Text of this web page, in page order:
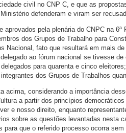
civil no CNP C, e que as
defenderam e viram ser
aprovados pela plenária do CNPC na
dos Grupos de Trabalho para
Nacional, fato que resultará em mais
ao fórum nacional se tivesse
para quarenta e cinco
dos Grupos de Trabalhos
acima, considerando a importância
a partir dos princípios
e nosso direito, enquanto
sobre as questões levantadas nesta
para que o referido processo ocorra